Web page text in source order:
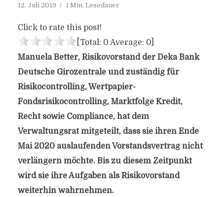
12. Juli 2019 1 Min. Lesedauer
Click to rate this post!
[Total: 0 Average: 0]
Manuela Better, Risikovorstand der Deka Bank
Deutsche Girozentrale und zuständig für
Risikocontrolling, Wertpapier-
Fondsrisikocontrolling, Marktfolge Kredit,
Recht sowie Compliance, hat dem
Verwaltungsrat mitgeteilt, dass sie ihren Ende
Mai 2020 auslaufenden Vorstandsvertrag nicht
verlängern möchte. Bis zu diesem Zeitpunkt
wird sie ihre Aufgaben als Risikovorstand
weiterhin wahrnehmen.